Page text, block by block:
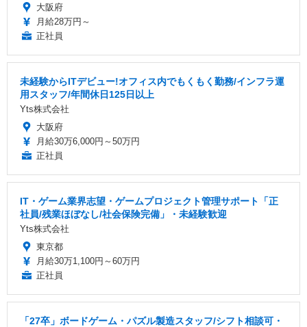
大阪府
月給28万円～
正社員
未経験からITデビュー!オフィス内でもくもく勤務/インフラ運
用スタッフ/年間休日125日以上
Yts株式会社
大阪府
月給30万6,000円～50万円
正社員
IT・ゲーム業界志望・ゲームプロジェクト管理サポート「正
社員/残業ほぼなし/社会保険完備」・未経験歓迎
Yts株式会社
東京都
月給30万1,100円～60万円
正社員
「27卒」ボードゲーム・パズル製造スタッフ/シフト相談可・